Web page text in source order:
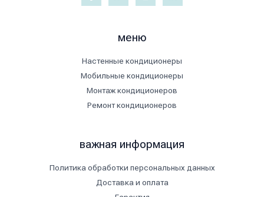
меню
Настенные кондиционеры
Мобильные кондиционеры
Монтаж кондиционеров
Ремонт кондиционеров
важная информация
Политика обработки персональных данных
Доставка и оплата